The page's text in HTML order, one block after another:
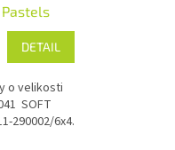
DETAIL
o velikosti
SOFT
290002/6x4.